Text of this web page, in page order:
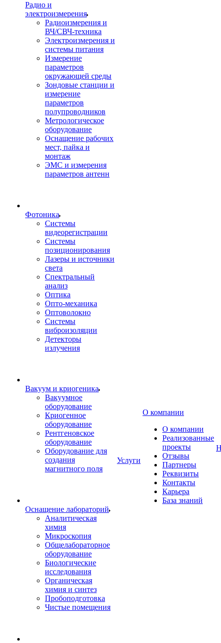
Радио и
электроизмерения
Радиоизмерения и
ВЧ/СВЧ-техника
Электроизмерения и
системы питания
Измерение
параметров
окружающей среды
Зондовые станции и
измерение
параметров
полупроводников
Метрологическое
оборудование
Оснащение рабочих
мест, пайка и
монтаж
ЭМС и измерения
параметров антенн
Фотоника
Cистемы
видеорегистрации
Системы
позиционирования
Лазеры и источники
света
Спектральный
анализ
Оптика
Опто-механика
Оптоволокно
Системы
виброизоляции
Детекторы
излучения
Вакуум и криогеника
Вакуумное
оборудование
Криогенное
оборудование
Рентгеновское
оборудование
Оборудование для
создания
магнитного поля
Оснащение лабораторий
Аналитическая
химия
Микроскопия
Общелабораторное
оборудование
Биологические
исследования
Органическая
химия и синтез
Пробоподготовка
Чистые помещения
Услуги
О компании
О компании
Реализованные
проекты
Отзывы
Партнеры
Реквизиты
Контакты
Карьера
База знаний